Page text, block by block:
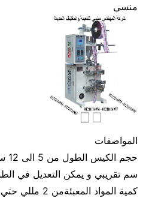
منسى
المواصفات
سم تقريبي و يمكن التعديل في